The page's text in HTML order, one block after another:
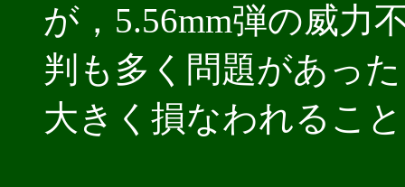
が，5.56mm弾の威力
判も多く問題があっ
大きく損なわれるこ